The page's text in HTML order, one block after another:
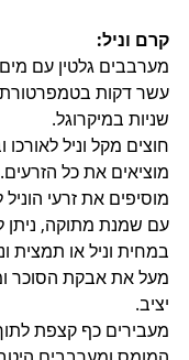
קרם וניל:
מערבבים גלטין עם
שניות במיקרוגל.
חוצים מקל וניל לאורכו
מוציאים את כל הזרעים.
מוסיפים את זרעי
עם שמנת מתוקה,
במחית וניל או תמצית
מעל את אבקת הסוכר
יציב.
מעבירים כף קצפת